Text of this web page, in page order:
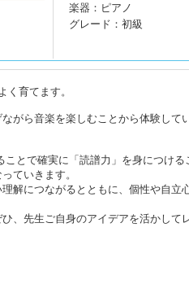
楽器：ピアノ
グレード：初級
育てます。
がら音楽を楽しむことから体験して
とで確実に「読譜力」を身につける
ていきます。
解につながるとともに、個性や自立
、先生ご自身のアイデアを活かして